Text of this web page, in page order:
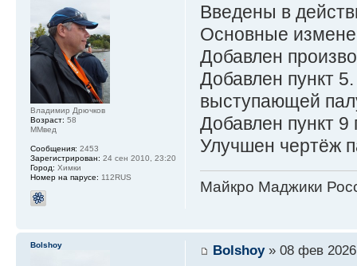
Введены в
Основные
Добавлен
Добавлен пункт
выступающей
Добавлен пункт 9
Улучшен чертёж
Майкро Маджики
Владимир Дрючков
Возраст: 58
ММвед
Сообщения: 2453
Зарегистрирован: 24 сен 2010, 23:20
Город: Химки
Номер на парусе: 112RUS
Bolshoy» 08 фев
Bolshoy